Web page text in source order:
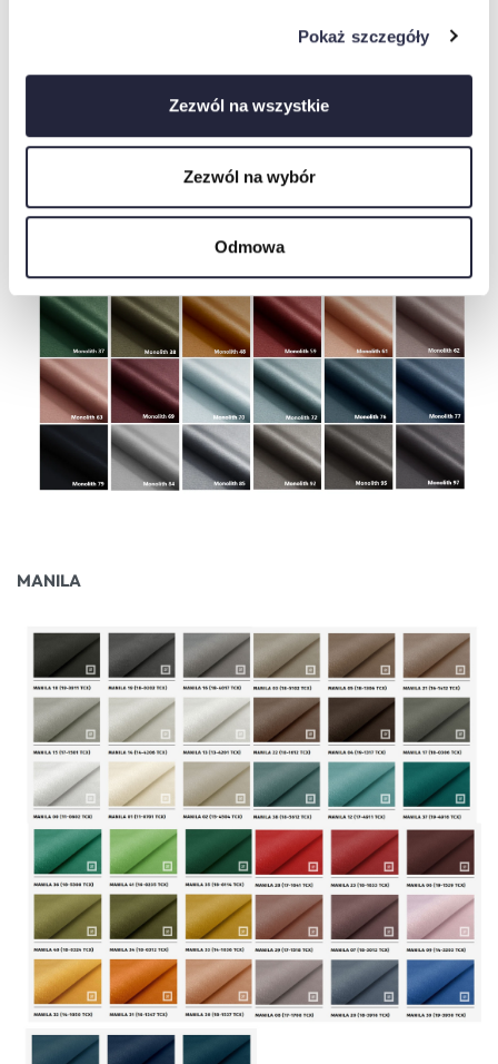
Pokaż szczegóły
Zezwól na wszystkie
Zezwól na wybór
Odmowa
MANILA